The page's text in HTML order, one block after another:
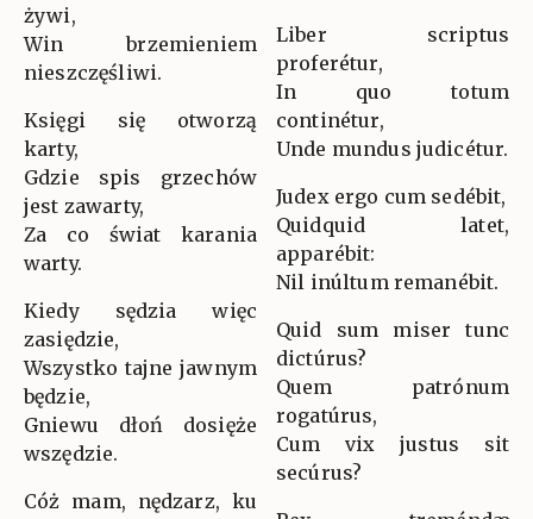
żywi,
Win brzemieniem
nieszczęśliwi.
Księgi się otworzą
karty,
Gdzie spis grzechów
jest zawarty,
Za co świat karania
warty.
Kiedy sędzia więc
zasiędzie,
Wszystko tajne jawnym
będzie,
Gniewu dłoń dosięże
wszędzie.
Cóż mam, nędzarz, ku
Liber scriptus
proferétur,
In quo totum
continétur,
Unde mundus judicétur.
Judex ergo cum sedébit,
Quidquid latet,
apparébit:
Nil inúltum remanébit.
Quid sum miser tunc
dictúrus?
Quem patrónum
rogatúrus,
Cum vix justus sit
secúrus?